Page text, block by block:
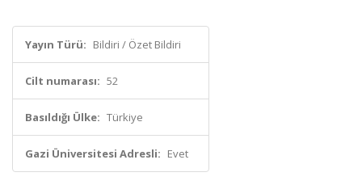
Yayın Türü: Bildiri / Özet Bildiri
Cilt numarası: 52
Basıldığı Ülke: Türkiye
Gazi Üniversitesi Adresli: Evet